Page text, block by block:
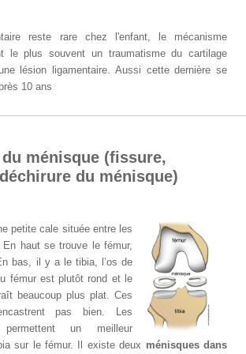
reste rare chez l'enfant, le mécanisme
le plus souvent un traumatisme du cartilage
lésion ligamentaire. Aussi cette dernière se
10 ans
ménisque (fissure,
du ménisque)
petite cale située entre les
haut se trouve le fémur,
bas, il y a le tibia, l’os de
fémur est plutôt rond et le
beaucoup plus plat. Ces
pas bien. Les
un meilleur
sur le fémur. Il existe deux ménisques dans